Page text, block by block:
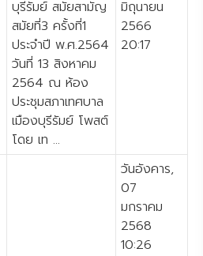
บุรีรัมย์ สมัยสามัญ
สมัยที่3 ครั้งที่1
ประจำปี พ.ศ.2564
วันที่ 13 สิงหาคม
2564 ณ ห้อง
ประชุมสภาเทศบาล
เมืองบุรีรัมย์ โพสต์
โดย เท ...
มิถุนายน
2566
20:17
วันอังคาร,
07
มกราคม
2568
10:26